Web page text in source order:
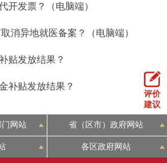
한국어 日本語
FRANÇAIS
开发票？（电脑端）
消异地就医备案？（电脑端）
贴发放结果？
补贴发放结果？
评价
建议
门网站 省（区市）政府网站
各区政府网站